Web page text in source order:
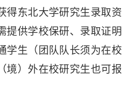
得东北大学研究生录取资
提供学校保研、录取证明
学生（团队队长须为在校
境）外在校研究生也可报